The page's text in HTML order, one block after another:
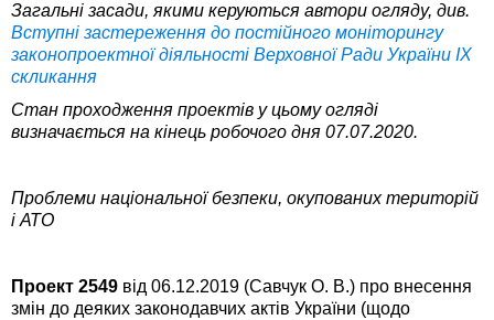
Загальні засади, якими керуються автори огляду, див.
Вступні застереження до постійного моніторингу
законопроектної діяльності Верховної Ради України ІХ
скликання
Стан проходження проектів у цьому огляді
визначається на кінець робочого дня 07.07.2020.
Проблеми національної безпеки, окупованих територій
і АТО
Проект 2549 від 06.12.2019 (Савчук О. В.) про внесення
змін до деяких законодавчих актів України (щодо